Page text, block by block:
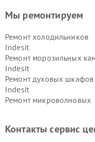
Мы ремонтируем
Ремонт холодильников
Indesit
Ремонт морозильных
Indesit
Ремонт духовых шкафов
Indesit
Ремонт микроволновых
Indesit
Контакты сервис